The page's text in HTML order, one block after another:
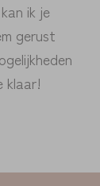
ik je
gerust
klaar!